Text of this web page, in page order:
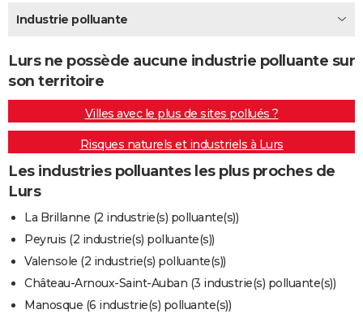
Destinations
City break
Voyage nature
Voyage de noces
Forum
Climat
+PHOTO
BONS PLANS
CARTE DE VOEUX
Carte de Noël
Carte Bonne année
Carte Saint-Valentin
Carte d'anniversaire
DICTIONNAIRE
Dictionnaire
Biographies
Citations
Expressions
Proverbes
COPAINS D'AVANT
S'inscrire
Se connecter
Lycées
Collèges
Primaires
Universités
Entreprises
Service militaire
Avis de recherche
AVIS DE DÉCÈS
FORUM
Bricolage
Lifestyle
Culture
Sport
Auto
Television
Voyage
Cinema
Industrie polluante
Lurs ne possède aucune industrie polluante sur
son territoire
Villes avec le plus de sites pollués ?
Risques naturels et industriels à Lurs
Les industries polluantes les plus proches de
Lurs
La Brillanne (2 industrie(s) polluante(s))
Peyruis (2 industrie(s) polluante(s))
Valensole (2 industrie(s) polluante(s))
Château-Arnoux-Saint-Auban (3 industrie(s) polluante(s))
Manosque (6 industrie(s) polluante(s))